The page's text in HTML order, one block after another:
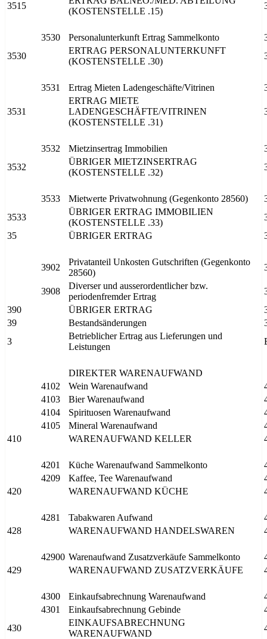
3515
(KOSTENSTELLE .15)
3530 Personalunterkunft Ertrag Sammelkonto
3530
ERTRAG PERSONALUNTERKUNFT
(KOSTENSTELLE .30)
3531 Ertrag Mieten Ladengeschäfte/Vitrinen
3531
ERTRAG MIETE
LADENGESCHÄFTE/VITRINEN
(KOSTENSTELLE .31)
3532 Mietzinsertrag Immobilien
3532
ÜBRIGER MIETZINSERTRAG
(KOSTENSTELLE .32)
3533 Mietwerte Privatwohnung (Gegenkonto 28560)
3533
ÜBRIGER ERTRAG IMMOBILIEN
(KOSTENSTELLE .33)
35
ÜBRIGER ERTRAG
3902
Privatanteil Unkosten Gutschriften (Gegenkonto
28560)
3908
Diverser und ausserordentlicher bzw.
periodenfremder Ertrag
390
ÜBRIGER ERTRAG
39
Bestandsänderungen
3
Betrieblicher Ertrag aus Lieferungen und
Leistungen
DIREKTER WARENAUFWAND
4102
Wein Warenaufwand
4103
Bier Warenaufwand
4104
Spirituosen Warenaufwand
4105
Mineral Warenaufwand
410
WARENAUFWAND KELLER
4201 Küche Warenaufwand Sammelkonto
4209
Kaffee, Tee Warenaufwand
420
WARENAUFWAND KÜCHE
4281 Tabakwaren Aufwand
428
WARENAUFWAND HANDELSWAREN
42900 Warenaufwand Zusatzverkäufe Sammelkonto
429
WARENAUFWAND ZUSATZVERKÄUFE
4300 Einkaufsabrechnung Warenaufwand
4301
Einkaufsabrechnung Gebinde
430
EINKAUFSABRECHNUNG
WARENAUFWAND